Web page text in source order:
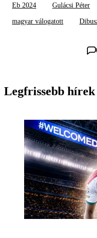
Eb 2024 Gulácsi Péter
magyar válogatott
Legfrissebb hírek